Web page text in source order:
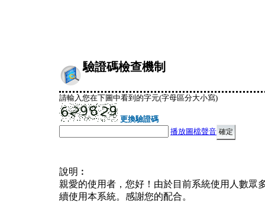
驗證碼檢查機制
請輸入您在下圖中看到的字元(字母區分大小寫)
更換驗證碼
播放圖檔聲音
說明︰
親愛的使用者，您好！由於目前系統使用人數眾
續使用本系統。感謝您的配合。